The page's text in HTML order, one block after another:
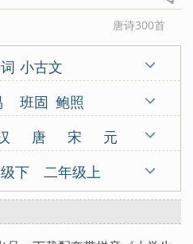
唐诗300首
小古文
三百首
古诗十九首
班固 鲍照
曹操 曹丕 曹勋
亮 陈陶 陈与义
唐 宋
元
五代
南朝
西晋 近代
下
二年级上
上
三年级下
下
五年级上